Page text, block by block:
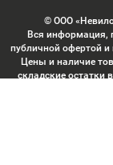
© ООО
Вся информация,
публичной офертой
Цены и наличие
складские остатки